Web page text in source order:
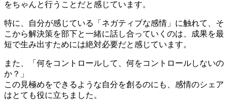
をちゃんと行うことだと感じています。
特に、自分が感じている「ネガティブな感情」に触れて、そ
こから解決策を部下と一緒に話し合っていくのは、成果を最
短で生み出すためには絶対必要だと感じています。
また、「何をコントロールして、何をコントロールしないの
か？」
この見極めをできるような自分を創るのにも、感情のシェア
はとても役に立ちました。